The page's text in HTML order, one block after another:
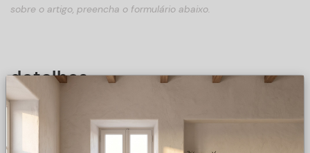
sobre o artigo, preencha o formulário abaixo.
detalhes
DESCRIÇÃO